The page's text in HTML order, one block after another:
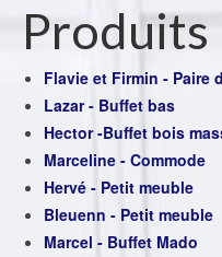
Produits
Flavie et Firmin - Paire
Lazar - Buffet bas
Hector -Buffet bois
Marceline - Commode
Hervé - Petit meuble
Bleuenn - Petit meuble
Marcel - Buffet Mado